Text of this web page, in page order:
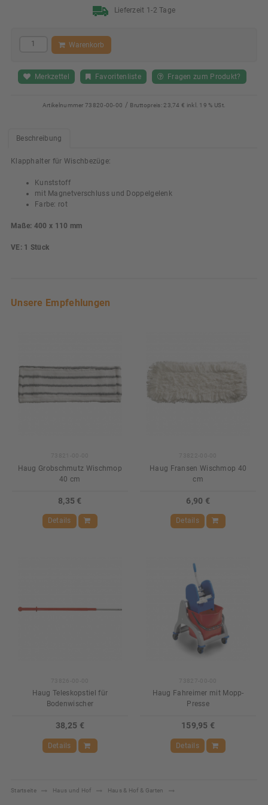
Lieferzeit 1-2 Tage
Warenkorb
Merkzettel Favoritenliste Fragen zum Produkt?
Artikelnummer73820-00-00 / Bruttopreis: 23,74 € inkl. 19 % USt.
Beschreibung
Klapphalter für Wischbezüge:
Kunststoff
mit Magnetverschluss und Doppelgelenk
Farbe: rot
Maße: 400 x 110 mm
VE: 1 Stück
Unsere Empfehlungen
Haug Grobschmutz Wischmop
40 cm
8,35 €
Details
Haug Fransen Wischmop 40
cm
6,90 €
Details
Haug Teleskopstiel für
Bodenwischer
38,25 €
Details
Haug Fahreimer mit Mopp-
Presse
159,95 €
Details
Startseite Haus und Hof Haus & Hof & Garten